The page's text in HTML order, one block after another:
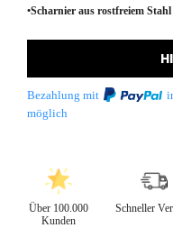
•Scharnier aus rostfreiem Stahl
Bezahlung mit
möglich
Über 100.000
Kunden
Schneller